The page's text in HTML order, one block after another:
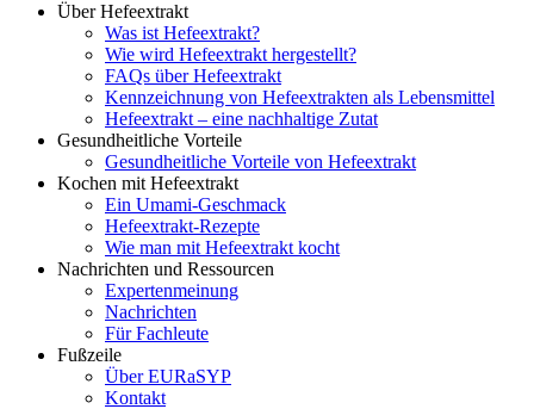
Über Hefeextrakt
Was ist Hefeextrakt?
Wie wird Hefeextrakt hergestellt?
FAQs über Hefeextrakt
Kennzeichnung von Hefeextrakten als Lebensmittel
Hefeextrakt – eine nachhaltige Zutat
Gesundheitliche Vorteile
Gesundheitliche Vorteile von Hefeextrakt
Kochen mit Hefeextrakt
Ein Umami-Geschmack
Hefeextrakt-Rezepte
Wie man mit Hefeextrakt kocht
Nachrichten und Ressourcen
Expertenmeinung
Nachrichten
Für Fachleute
Fußzeile
Über EURaSYP
Kontakt